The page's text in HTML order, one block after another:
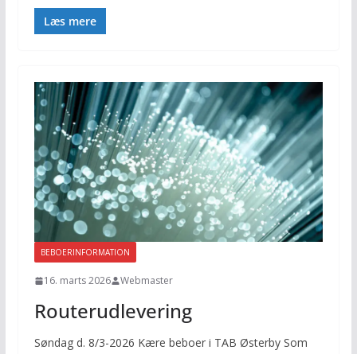
Læs mere
BEBOERINFORMATION
16. marts 2026 Webmaster
Routerudlevering
Søndag d. 8/3-2026 Kære beboer i TAB Østerby Som